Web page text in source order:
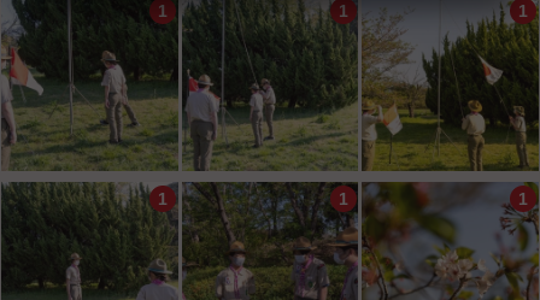
1 1 1
1 1 1